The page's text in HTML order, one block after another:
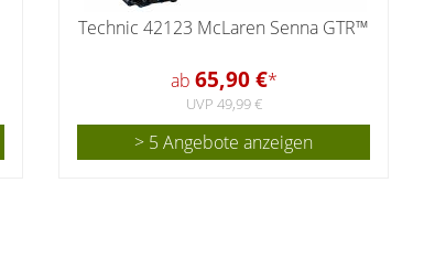
Technic 42123 McLaren Senna GTR™
ab 65,90 €*
UVP 49,99 €
> 5 Angebote anzeigen